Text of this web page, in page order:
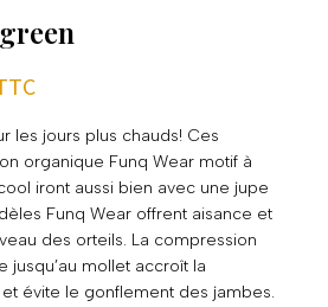
:
€.
les jours plus chauds! Ces
organique Funq Wear motif à
iront aussi bien avec une jupe
Funq Wear offrent aisance et
des orteils. La compression
jusqu’au mollet accroît la
évite le gonflement des jambes.